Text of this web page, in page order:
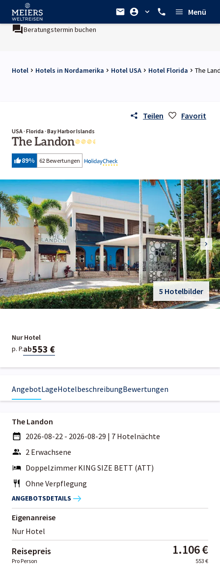
Menü
Beratungstermin buchen
Hotel Hotels in Nordamerika Hotel USA Hotel Florida The
Teilen Favorit
USA · Florida · Bay Harbor Islands
The Landon
89% 62 Bewertungen
5 Hotelbilder
Nur Hotel
p. P.ab553 €
AngebotLageHotelbeschreibungBewertungen
The Landon
2026-08-22 - 2026-08-29 | 7 Hotelnächte
2 Erwachsene
Doppelzimmer KING SIZE BETT (ATT)
Ohne Verpflegung
ANGEBOTSDETAILS
Eigenanreise
Nur Hotel
Reisepreis 1.106 €
Pro Person 553 €